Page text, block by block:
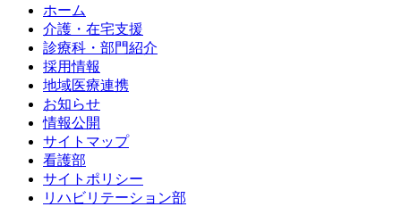
ホーム
介護・在宅支援
診療科・部門紹介
採用情報
地域医療連携
お知らせ
情報公開
サイトマップ
看護部
サイトポリシー
リハビリテーション部